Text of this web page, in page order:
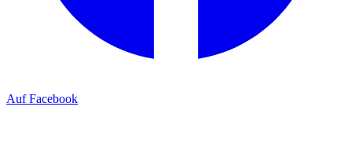
Auf Facebook